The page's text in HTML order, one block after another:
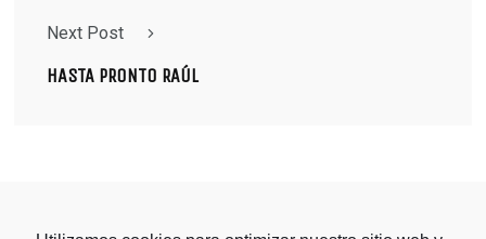
Next Post
HASTA PRONTO RAÚL